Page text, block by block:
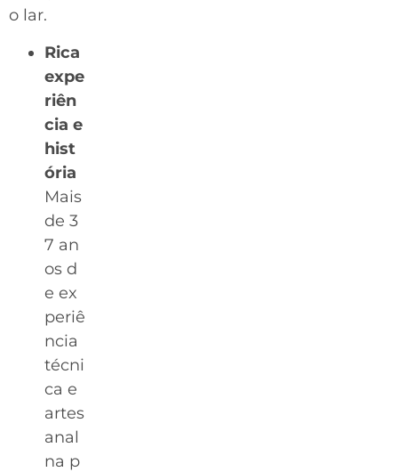
o lar.
Rica
expe
riên
cia e
hist
ória
Mais
de 3
7 an
os d
e ex
periê
ncia
técni
ca e
artes
anal
na p